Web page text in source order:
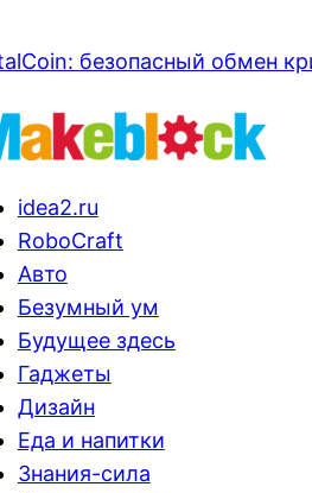
безопасный обмен
idea2.ru
RoboCraft
Авто
Безумный ум
Будущее здесь
Гаджеты
Дизайн
Еда и напитки
Знания-сила